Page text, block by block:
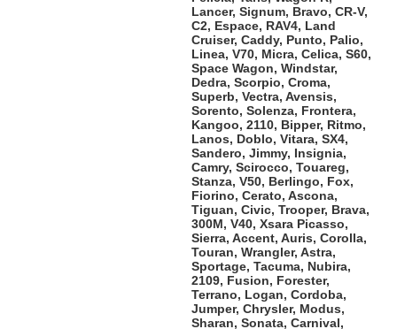
Lancer, Signum, Bravo, CR-V,
C2, Espace, RAV4, Land
Cruiser, Caddy, Punto, Palio,
Linea, V70, Micra, Celica, S60,
Space Wagon, Windstar,
Dedra, Scorpio, Croma,
Superb, Vectra, Avensis,
Sorento, Solenza, Frontera,
Kangoo, 2110, Bipper, Ritmo,
Lanos, Doblo, Vitara, SX4,
Sandero, Jimmy, Insignia,
Camry, Scirocco, Touareg,
Stanza, V50, Berlingo, Fox,
Fiorino, Cerato, Ascona,
Tiguan, Civic, Trooper, Brava,
300M, V40, Xsara Picasso,
Sierra, Accent, Auris, Corolla,
Touran, Wrangler, Astra,
Sportage, Tacuma, Nubira,
2109, Fusion, Forester,
Terrano, Logan, Cordoba,
Jumper, Chrysler, Modus,
Sharan, Sonata, Carnival,